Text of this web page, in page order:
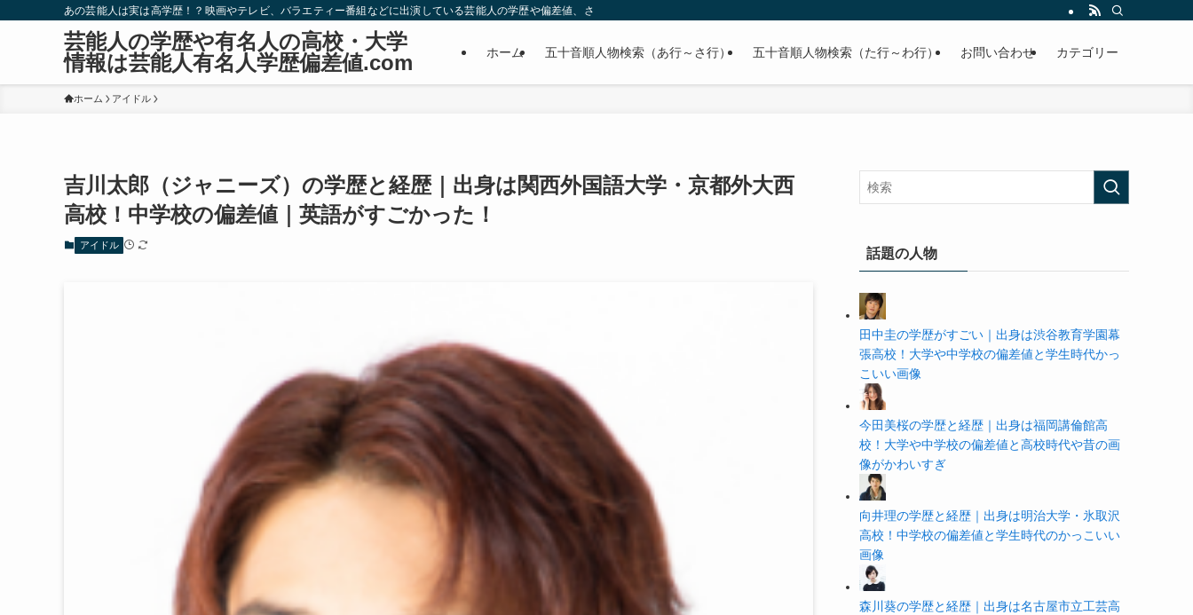
あの芸能人は実は高学歴！？映画やテレビ、バラエティー番組などに出演している芸能人の学歴や偏差値、さらに政治家やスポーツ選手などの有名人の学歴や高校・大学の偏差値まで紹介していきます。
芸能人の学歴や有名人の高校・大学
情報は芸能人有名人学歴偏差値.com
ホーム 五十音順人物検索（あ行～さ行） 五十音順人物検索（た行～わ行） お問い合わせ カテゴリー
ホーム アイドル
吉川太郎（ジャニーズ）の学歴と経歴｜出身は関西外国語大学・京都外大西
高校！中学校の偏差値｜英語がすごかった！
アイドル
話題の人物
田中圭の学歴がすごい｜出身は渋谷教育学園幕
張高校！大学や中学校の偏差値と学生時代かっ
こいい画像
今田美桜の学歴と経歴｜出身は福岡講倫館高
校！大学や中学校の偏差値と高校時代や昔の画
像がかわいすぎ
向井理の学歴と経歴｜出身は明治大学・氷取沢
高校！中学校の偏差値と学生時代のかっこいい
画像
森川葵の学歴と経歴｜出身は名古屋市立工芸高